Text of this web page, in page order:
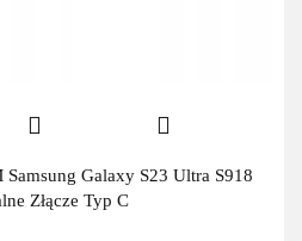
Galaxy S23 Ultra S918
Złącze Typ C